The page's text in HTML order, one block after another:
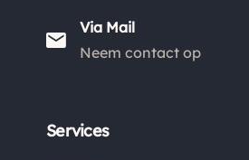
Via Mail
Neem contact op
Services